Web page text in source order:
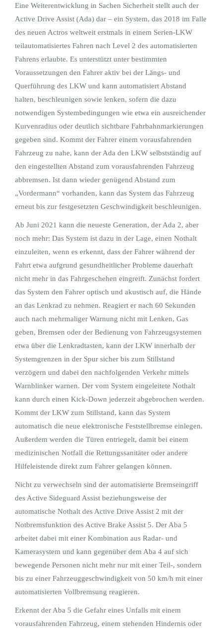
Eine Weiterentwicklung in Sachen Sicherheit stellt auch der
Active Drive Assist (Ada) dar – ein System, das 2018 im Falle
des neuen Actros weltweit erstmals in einem Serien-LKW
teilautomatisiertes Fahren nach Level 2 des automatisierten
Fahrens erlaubte. Es unterstützt unter bestimmten
Voraussetzungen den Fahrer aktiv bei der Längs- und
Querführung des LKW und kann automatisiert Abstand
halten, beschleunigen sowie lenken, sofern die dazu
notwendigen Systembedingungen wie etwa ein ausreichender
Kurvenradius oder deutlich sichtbare Fahrbahnmarkierungen
gegeben sind. Kommt der Fahrer einem vorausfahrenden
Fahrzeug zu nahe, kann der Ada den LKW selbstständig auf
den eingestellten Abstand zum vorausfahrenden Fahrzeug
abbremsen. Ist dann wieder genügend Abstand zum
„Vordermann“ vorhanden, kann das System das Fahrzeug
erneut bis zur festgesetzten Geschwindigkeit beschleunigen.
Ab Juni 2021 kann die neueste Generation, der Ada 2, aber
noch mehr: Das System ist dazu in der Lage, einen Nothalt
einzuleiten, wenn es erkennt, dass der Fahrer während der
Fahrt etwa aufgrund gesundheit­licher Probleme dauerhaft
nicht mehr in das Fahrgeschehen eingreift. Zunächst fordert
das System den Fahrer optisch und akustisch auf, die Hände
an das Lenkrad zu nehmen. Reagiert er nach 60 Sekunden
auch nach mehrmaliger Warnung nicht mit Lenken, Gas
geben, Bremsen oder der Bedienung von Fahrzeugsystemen
etwa über die Lenkradtasten, kann der LKW innerhalb der
Systemgrenzen in der Spur sicher bis zum Stillstand
verzögern und dabei den nachfolgenden Verkehr mittels
Warnblinker warnen. Der vom System eingeleitete Nothalt
kann durch einen Kick-Down jederzeit abgebrochen werden.
Kommt der LKW zum Stillstand, kann das System
automatisch die neue elektronische Feststellbremse einlegen.
Außerdem werden die Türen entriegelt, damit bei einem
medizinischen Notfall die Rettungssanitäter oder andere
Hilfeleistende direkt zum Fahrer gelangen können.
Nicht zu verwechseln sind der automatisierte Bremseingriff
des Active Sideguard Assist beziehungsweise der
automatische Nothalt des Active Drive Assist 2 mit der
Notbremsfunktion des Active Brake Assist 5. Der Aba 5
arbeitet dabei mit einer Kombination aus Radar- und
Kamerasystem und kann gegenüber dem Aba 4 auf sich
bewegende Personen nicht mehr nur mit einer Teil-, sondern
bis zu einer Fahrzeuggeschwindigkeit von 50 km/h mit einer
automatisierten Vollbremsung reagieren.
Erkennt der Aba 5 die Gefahr eines Unfalls mit einem
vorausfahrenden Fahrzeug, einem stehenden Hindernis oder